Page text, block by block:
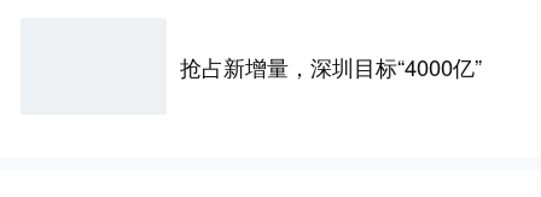
抢占新增量，深圳目标“4000亿”